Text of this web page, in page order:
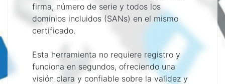
firma, número de serie y todos los
dominios incluidos (SANs) en el mismo
certificado.
Esta herramienta no requiere registro y
funciona en segundos, ofreciendo una
visión clara y confiable sobre la validez y